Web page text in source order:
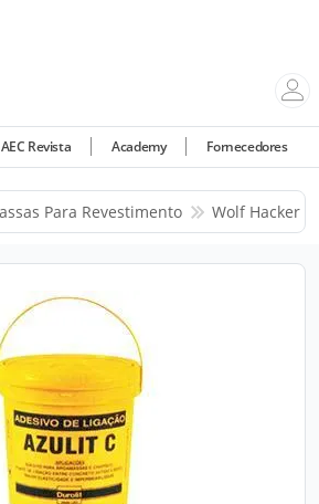
AEC Revista Academy Fornecedores
Para Revestimento Wolf Hacker